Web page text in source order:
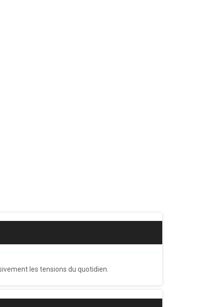
les tensions du quotidien.